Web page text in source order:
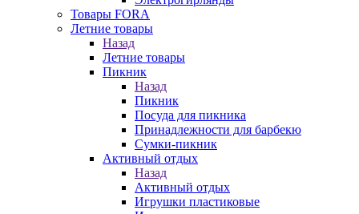
Товары FORA
Летние товары
Назад
Летние товары
Пикник
Назад
Пикник
Посуда для пикника
Принадлежности для барбекю
Сумки-пикник
Активный отдых
Назад
Активный отдых
Игрушки пластиковые